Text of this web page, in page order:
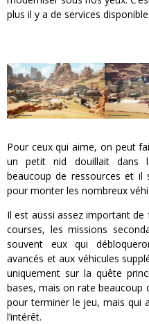
plus il y a de services
Pour ceux qui aime, on peut
un petit nid douillait dans
beaucoup de ressources et il
pour monter les nombreux
Il est aussi assez important
courses, les missions
souvent eux qui
avancés et aux véhicules
uniquement sur la quête
bases, mais on rate beaucoup
pour terminer le jeu, mais qui
l’intérêt.